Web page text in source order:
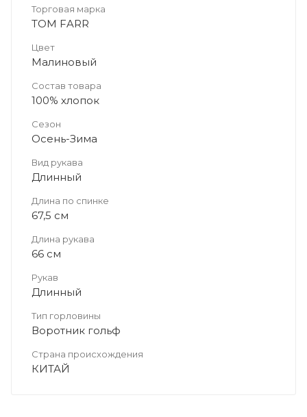
Торговая марка
TOM FARR
Цвет
Малиновый
Состав товара
100% хлопок
Сезон
Осень-Зима
Вид рукава
Длинный
Длина по спинке
67,5 см
Длина рукава
66 см
Рукав
Длинный
Тип горловины
Воротник гольф
Страна происхождения
КИТАЙ